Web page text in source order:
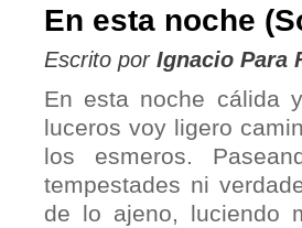
En esta noche
Escrito por Ignacio Para
En esta noche cálida
luceros voy ligero
los esmeros.
tempestades ni
de lo ajeno, luciendo